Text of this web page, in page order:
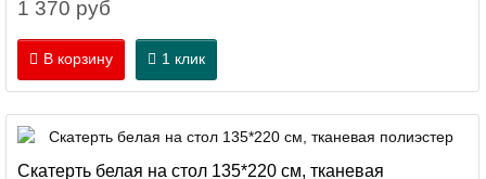
1 370 руб
В корзину 1 клик
Скатерть белая на стол 135*220 см, тканевая